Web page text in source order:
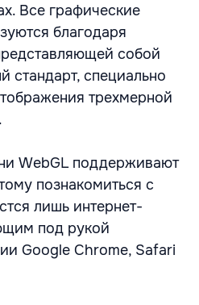
Все графические
благодаря
собой
стандарт, специально
трехмерной
WebGL поддерживают
познакомиться с
лишь интернет-
под рукой
Google Chrome, Safari